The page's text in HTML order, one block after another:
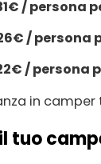
/ persona
/ persona
/ persona
in
tuo